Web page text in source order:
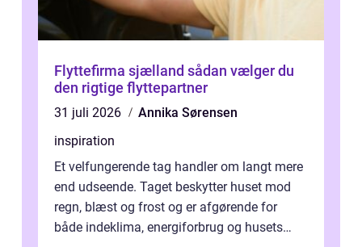
Flyttefirma sjælland sådan vælger du
den rigtige flyttepartner
31 juli 2026
Annika Sørensen
inspiration
Et velfungerende tag handler om langt mere
end udseende. Taget beskytter huset mod
regn, blæst og frost og er afgørende for
både indeklima, energiforbrug og husets